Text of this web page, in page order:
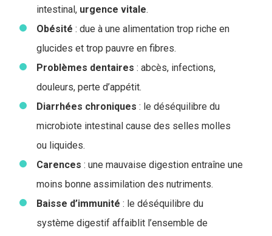
intestinal, urgence vitale.
Obésité : due à une alimentation trop riche en
glucides et trop pauvre en fibres.
Problèmes dentaires : abcès, infections,
douleurs, perte d’appétit.
Diarrhées chroniques : le déséquilibre du
microbiote intestinal cause des selles molles
ou liquides.
Carences : une mauvaise digestion entraîne une
moins bonne assimilation des nutriments.
Baisse d’immunité : le déséquilibre du
système digestif affaiblit l’ensemble de